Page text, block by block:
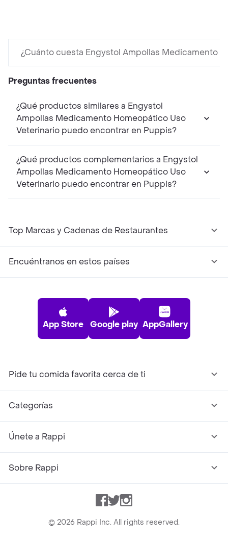
¿Cuánto cuesta Engystol Ampollas Medicamento
Preguntas frecuentes
¿Qué productos similares a Engystol
Ampollas Medicamento Homeopático Uso
Veterinario puedo encontrar en Puppis?
¿Qué productos complementarios a Engystol
Ampollas Medicamento Homeopático Uso
Veterinario puedo encontrar en Puppis?
Top Marcas y Cadenas de Restaurantes
Encuéntranos en estos países
App Store Google play AppGallery
Pide tu comida favorita cerca de ti
Categorías
Únete a Rappi
Sobre Rappi
Facebook
TwitterInstagram
© 2026 Rappi Inc. All rights reserved.